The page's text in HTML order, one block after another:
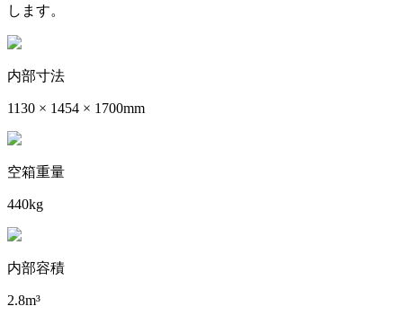
します。
内部寸法
1130 × 1454 × 1700mm
空箱重量
440kg
内部容積
2.8m³